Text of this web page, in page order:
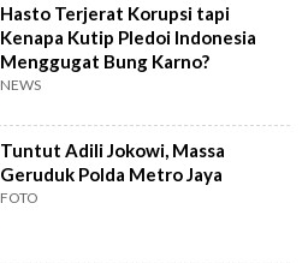
Hasto Terjerat Korupsi tapi
Kenapa Kutip Pledoi Indonesia
Menggugat Bung Karno?
NEWS
Tuntut Adili Jokowi, Massa
Geruduk Polda Metro Jaya
FOTO